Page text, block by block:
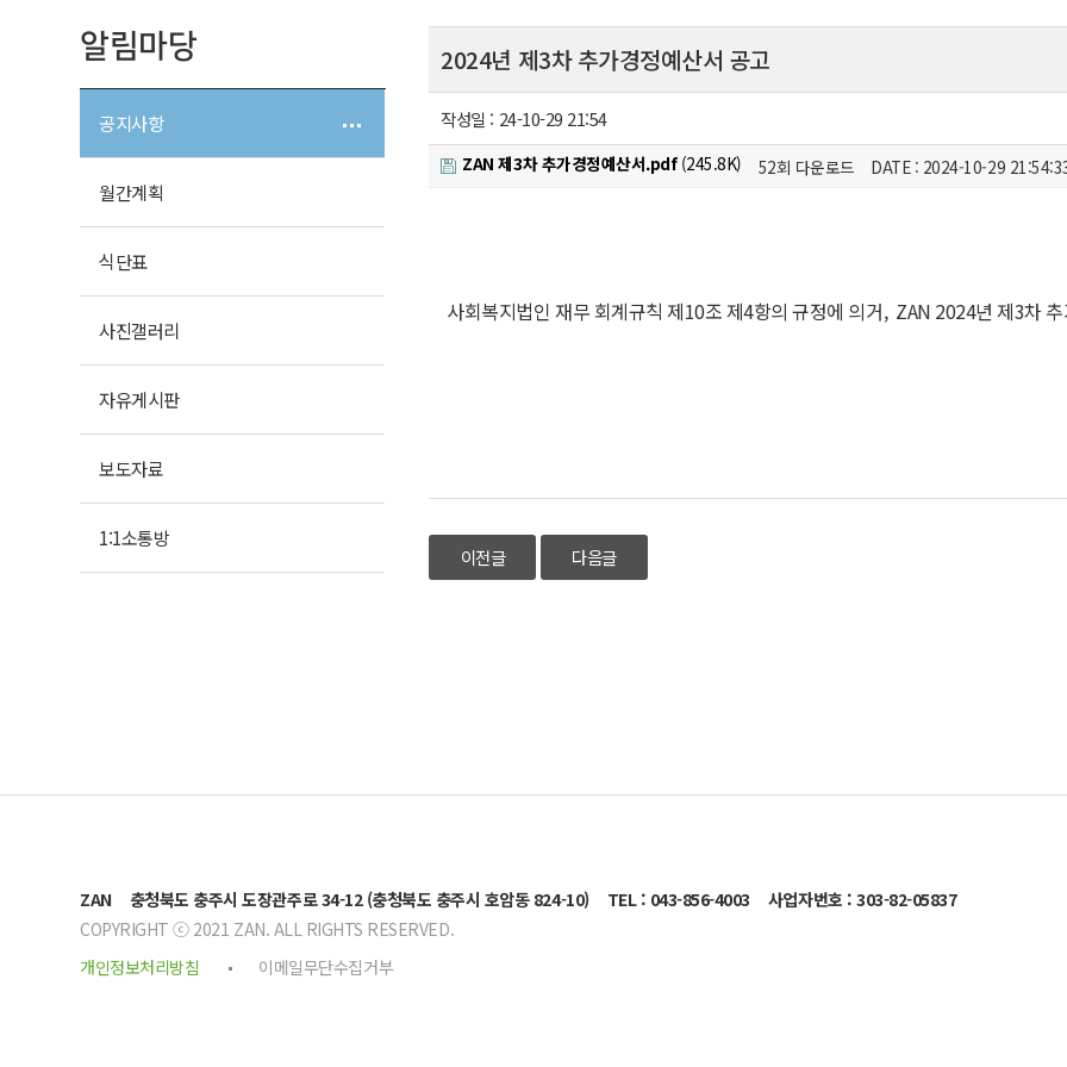
알림마당
공지사항
월간계획
식단표
사진갤러리
자유게시판
보도자료
1:1소통방
2024년 제3차 추가경정예산서 공고
작성일 : 24-10-29 21:54
ZAN 제3차 추가경정예산서.pdf(245.8K) 52회 다운로드 DATE : 2024-10-29
사회복지법인 재무 회계규칙 제10조 제4항의 규정에 의거, ZAN 2024년 제3차
이전글 다음글
ZAN 충청북도 충주시 도장관주로 34-12 (충청북도 충주시 호암동 824-10) TEL : 043-856-4003
사업자번호 : 303-82-05837
COPYRIGHT ⓒ 2021 ZAN. ALL RIGHTS RESERVED.
개인정보처리방침
이메일무단수집거부